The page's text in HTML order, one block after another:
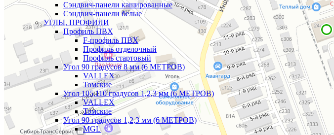
Сэндвич-панели кашированные
Сэндвич-панели белые
УГЛЫ, ПРОФИЛИ
Профиль ПВХ
F-профиль ПВХ
Профиль отделочный
Профиль стартовый
Угол 90 градусов 8 мм (6 МЕТРОВ)
VALLEX
Томские
Угол 105,110 градусов 1,2,3 мм (6 МЕТРОВ)
VALLEX
Томские
Угол 90 градусов 1,2,3 мм (6 МЕТРОВ)
MGL